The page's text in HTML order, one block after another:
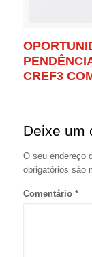
CREF3
Deixe um
O seu endereço
obrigatórios são
Comentário *